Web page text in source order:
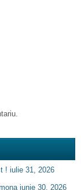
! iulie 31, 2026
iunie 30, 2026